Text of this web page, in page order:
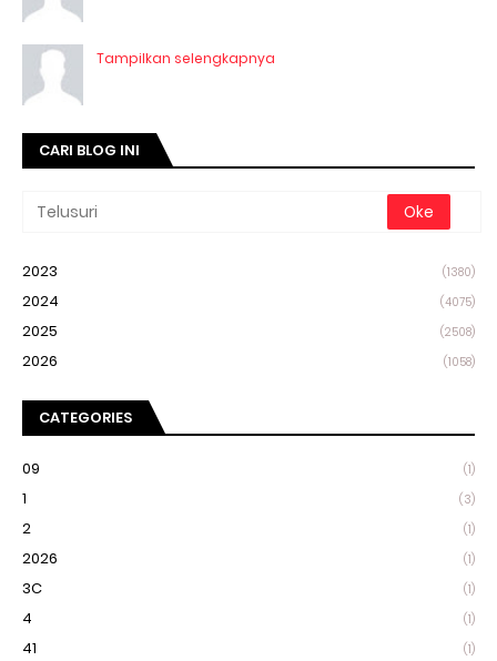
Tampilkan selengkapnya
CARI BLOG INI
2023 (1380)
2024 (4075)
2025 (2508)
2026 (1058)
CATEGORIES
09 (1)
1 (3)
2 (1)
2026 (1)
3C (1)
4 (1)
41 (1)